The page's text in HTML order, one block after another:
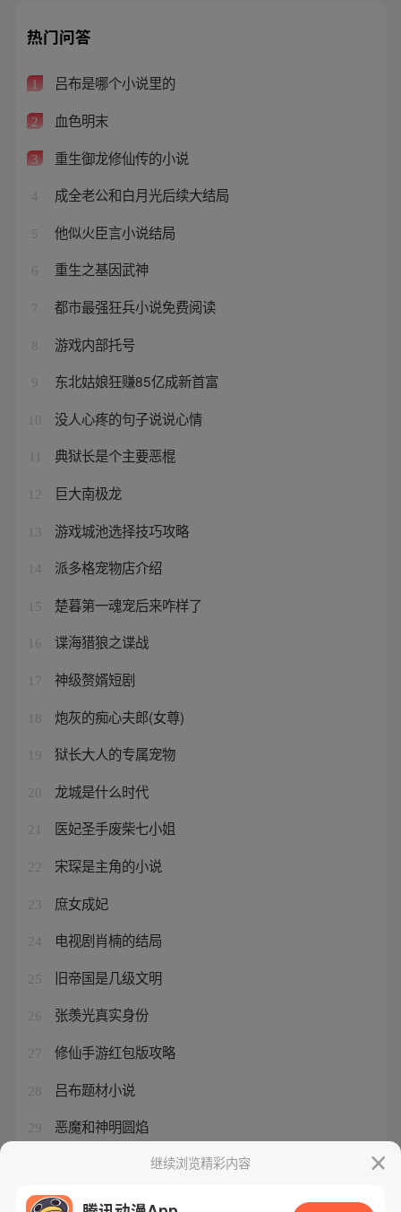
热门问答
1 吕布是哪个小说里的
2 血色明末
3 重生御龙修仙传的小说
4 成全老公和白月光后续大结局
5 他似火臣言小说结局
6 重生之基因武神
7 都市最强狂兵小说免费阅读
8 游戏内部托号
9 东北姑娘狂赚85亿成新首富
10 没人心疼的句子说说心情
典狱长是个主要恶棍
12 巨大南极龙
13 游戏城池选择技巧攻略
14 派多格宠物店介绍
15 楚暮第一魂宠后来咋样了
16 谍海猎狼之谍战
17 神级赘婿短剧
18 炮灰的痴心夫郎(女尊)
19 狱长大人的专属宠物
20 龙城是什么时代
21 医妃圣手废柴七小姐
22 宋琛是主角的小说
23 庶女成妃
24 电视剧肖楠的结局
25 旧帝国是几级文明
26 张羡光真实身份
27 修仙手游红包版攻略
28 吕布题材小说
29 恶魔和神明圆焰
威廉王子和哈里王子将团聚
继续浏览精彩内容